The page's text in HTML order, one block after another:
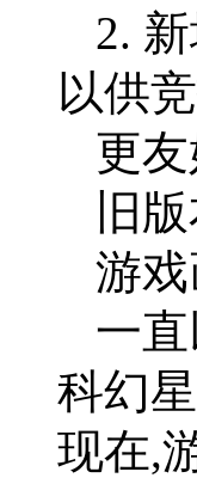
2.
以供
更
旧
游
一
科幻
现在,